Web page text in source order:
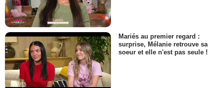
Mariés au premier regard :
surprise, Mélanie retrouve sa
soeur et elle n'est pas seule !